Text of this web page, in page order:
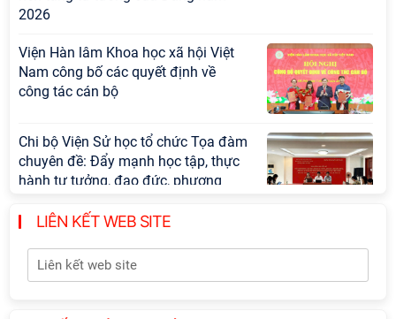
2026
Viện Hàn lâm Khoa học xã hội Việt
Nam công bố các quyết định về
công tác cán bộ
Chi bộ Viện Sử học tổ chức Tọa đàm
chuyên đề: Đẩy mạnh học tập, thực
hành tư tưởng, đạo đức, phương
giai đoạn phát triển mới
Hội thảo khoa học quốc tế “Không
gian phát triển Việt Nam trong kỷ
LIÊN KẾT WEB SITE